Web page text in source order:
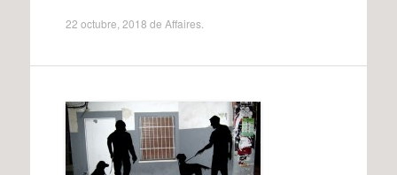
22 octubre, 2018 de Affaires.